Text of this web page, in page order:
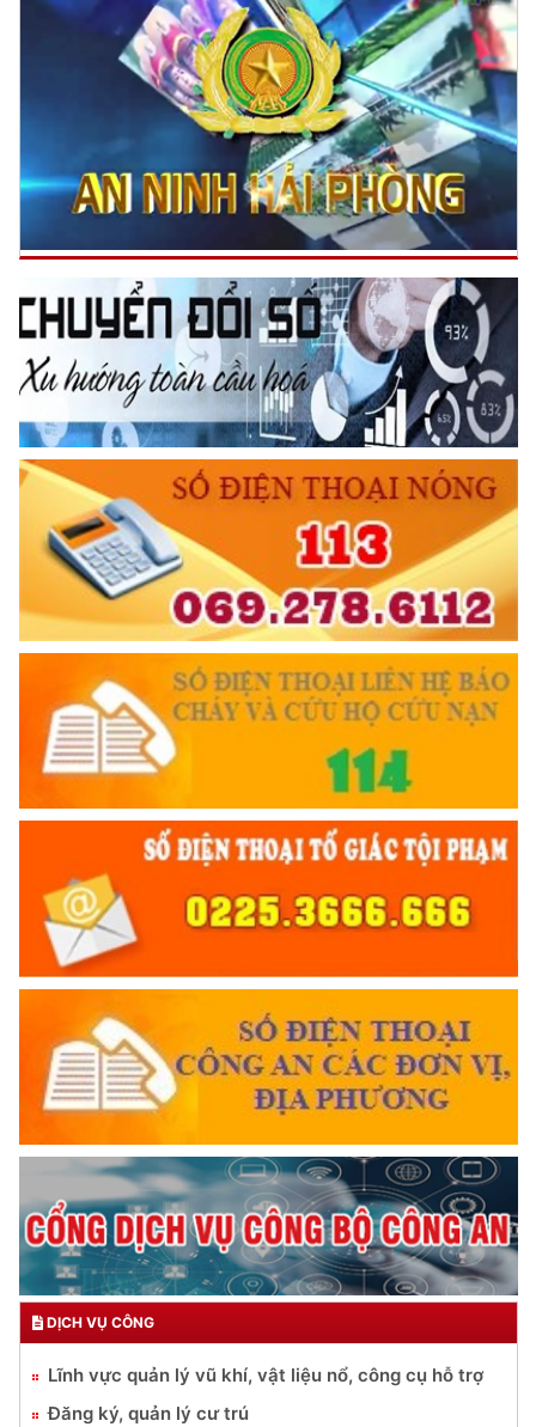
DỊCH VỤ CÔNG
Lĩnh vực quản lý vũ khí, vật liệu nổ, công cụ hỗ trợ
Đăng ký, quản lý cư trú